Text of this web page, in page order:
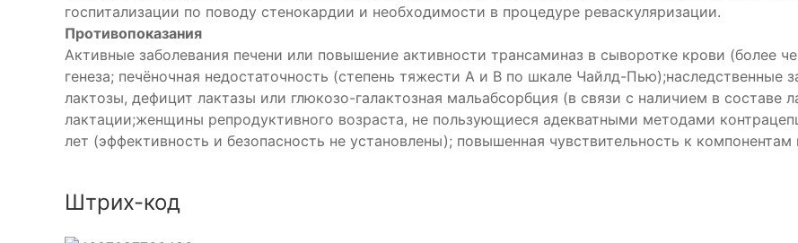
госпитализации по поводу стенокардии и необходимости в процедуре реваскуляризации.
Противопоказания
Активные заболевания печени или повышение активности трансаминаз в сыворотке крови (более
генеза; печёночная недостаточность (степень тяжести А и В по шкале Чайлд-Пью);наследственные
лактозы, дефицит лактазы или глюкозо-галактозная мальабсорбция (в связи с наличием в составе
лактации;женщины репродуктивного возраста, не пользующиеся адекватными методами
лет (эффективность и безопасность не установлены); повышенная чувствительность к компонентам
Штрих-код